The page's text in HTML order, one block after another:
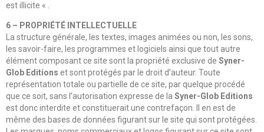
est illicite « .
6 – PROPRIÉTÉ INTELLECTUELLE
La structure générale, les textes, images animées ou non, les sons,
les savoir-faire, les programmes et logiciels ainsi que tout autre
élément composant ce site sont la propriété exclusive de Syner-
Glob Editions et sont protégés par le droit d’auteur. Toute
représentation totale ou partielle de ce site, par quelque procédé
que ce soit, sans l’autorisation expresse de la Syner-Glob Editions
est donc interdite et constituerait une contrefaçon. Il en est de
même des bases de données figurant sur le site qui sont protégées.